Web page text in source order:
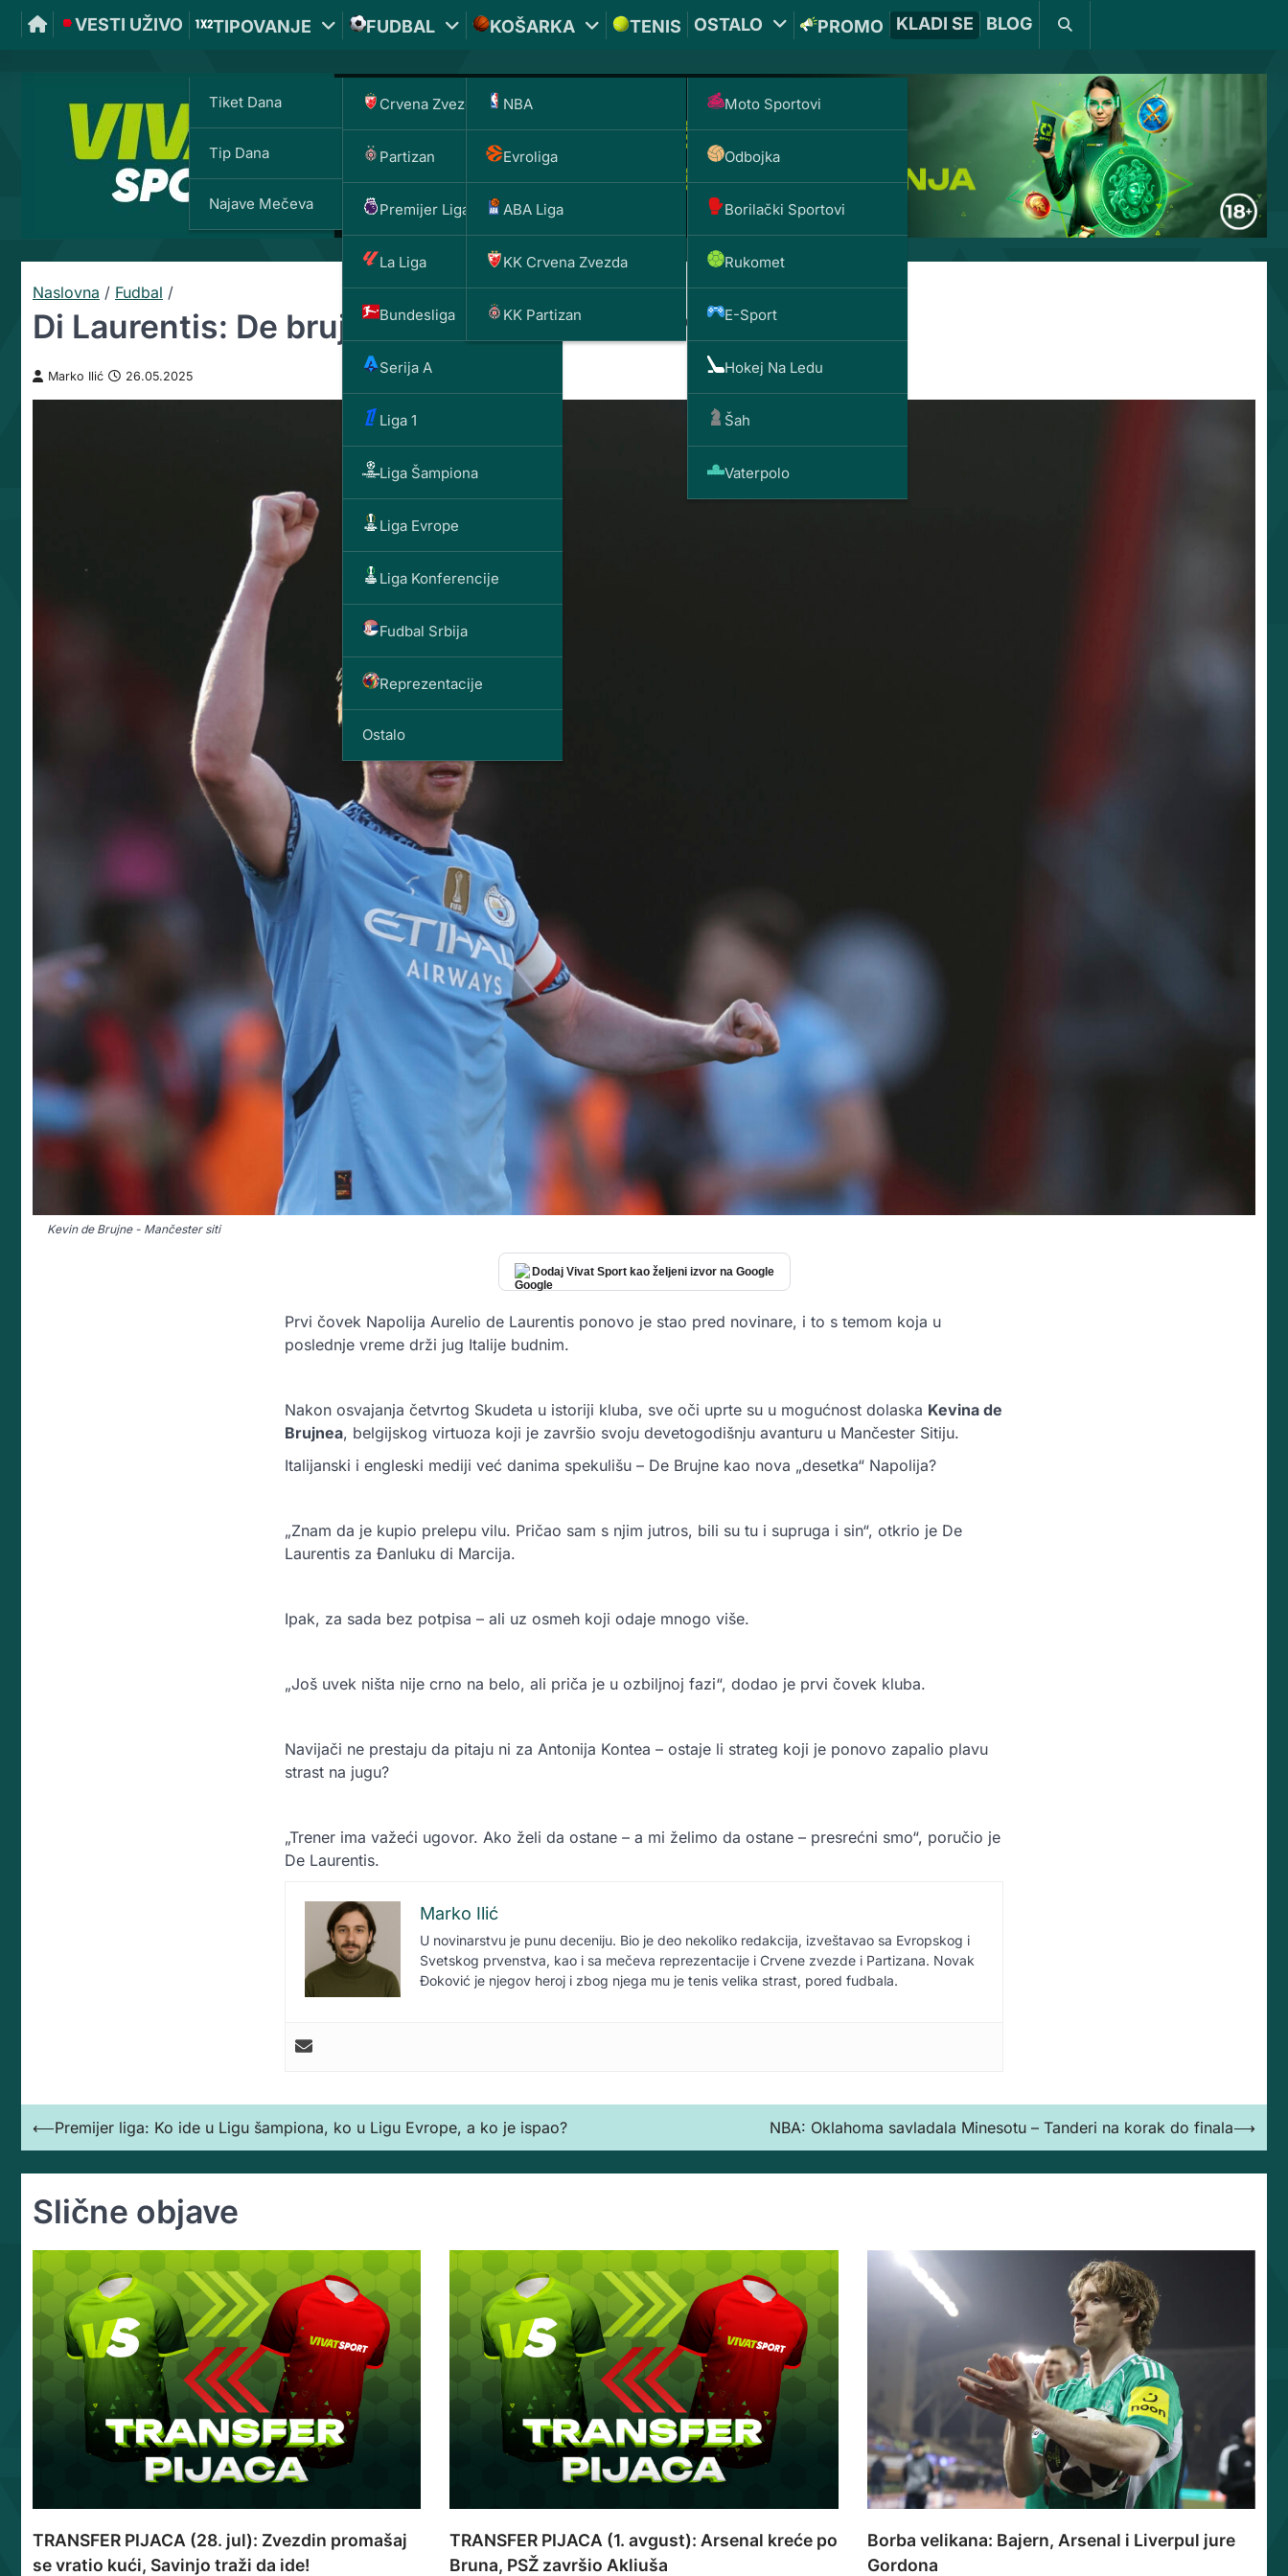
VESTI UŽIVO TIPOVANJE
Tiket Dana
Tip Dana
Najave Mečeva
FUDBAL
Crvena Zvezda
Partizan
Premijer Liga
La Liga
Bundesliga
Serija A
Liga 1
Liga Šampiona
Liga Evrope
Liga Konferencije
Fudbal Srbija
Reprezentacije
Ostalo
KOŠARKA
NBA
Evroliga
ABA Liga
KK Crvena Zvezda
KK Partizan
TENIS OSTALO
Moto Sportovi
Odbojka
Borilački Sportovi
Rukomet
E-Sport
Hokej Na Ledu
Šah
Vaterpolo
PROMO KLADI SE BLOG
Naslovna / Fudbal /
Di Laurentis: De brujne je već kupio vilu u Napulju
Marko Ilić 26.05.2025
Kevin de Brujne - Mančester siti
Dodaj Vivat Sport kao željeni izvor na Google
Prvi čovek Napolija Aurelio de Laurentis ponovo je stao pred novinare, i to s temom koja u
poslednje vreme drži jug Italije budnim.
Nakon osvajanja četvrtog Skudeta u istoriji kluba, sve oči uprte su u mogućnost dolaska Kevina de
Brujnea, belgijskog virtuoza koji je završio svoju devetogodišnju avanturu u Mančester Sitiju.
Italijanski i engleski mediji već danima spekulišu – De Brujne kao nova „desetka“ Napolija?
„Znam da je kupio prelepu vilu. Pričao sam s njim jutros, bili su tu i supruga i sin“, otkrio je De
Laurentis za Đanluku di Marcija.
Ipak, za sada bez potpisa – ali uz osmeh koji odaje mnogo više.
„Još uvek ništa nije crno na belo, ali priča je u ozbiljnoj fazi“, dodao je prvi čovek kluba.
Navijači ne prestaju da pitaju ni za Antonija Kontea – ostaje li strateg koji je ponovo zapalio plavu
strast na jugu?
„Trener ima važeći ugovor. Ako želi da ostane – a mi želimo da ostane – presrećni smo“, poručio je
De Laurentis.
Marko Ilić
U novinarstvu je punu deceniju. Bio je deo nekoliko redakcija, izveštavao sa Evropskog i
Svetskog prvenstva, kao i sa mečeva reprezentacije i Crvene zvezde i Partizana. Novak
Đoković je njegov heroj i zbog njega mu je tenis velika strast, pored fudbala.
Кретање
⟵Premijer liga: Ko ide u Ligu šampiona, ko u Ligu Evrope, a ko je ispao? NBA: Oklahoma savladala Minesotu – Tanderi na korak do finala⟶
Slične objave
TRANSFER PIJACA (28. jul): Zvezdin promašaj
se vratio kući, Savinjo traži da ide!
TRANSFER PIJACA (1. avgust): Arsenal kreće po
Bruna, PSŽ završio Akliuša
Borba velikana: Bajern, Arsenal i Liverpul jure
Gordona